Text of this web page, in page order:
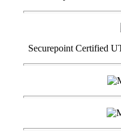
Securepoint Certified